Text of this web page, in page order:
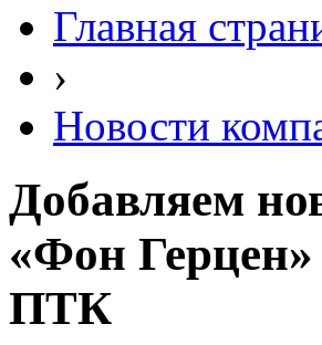
Главная
›
Новости
Добавляем
«Фон
ПТК